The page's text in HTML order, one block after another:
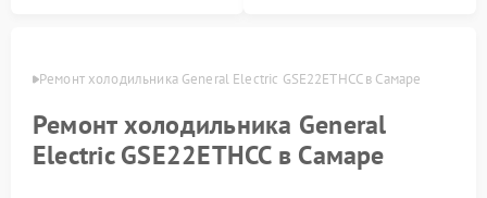
Ремонт холодильника General Electric GSE22ETHCC в Самаре
Ремонт холодильника General
Electric GSE22ETHCC в Самаре